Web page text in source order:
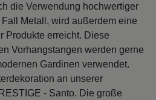
die Verwendung hochwertiger
Metall, wird außerdem eine
Produkte erreicht. Diese
Vorhangstangen werden gerne
Gardinen verwendet.
an unserer
- Santo. Die große